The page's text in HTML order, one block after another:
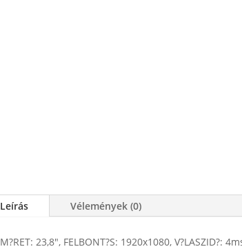
Leírás Vélemények (0)
M?RET: 23,8", FELBONT?S: 1920x1080, V?LASZID?: